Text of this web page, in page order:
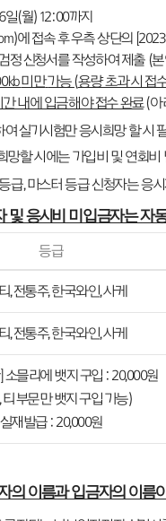
일(월) 12:00까지
에 접속 후 우측 상단의
검정 신청서를 작성하여 제출 (
미만가능 (용량 초과 시 접
내에 입금해야 접수 완료(아
실기시험만 응시희망 할 시
망할 시에는 가입비 및 연회비
급, 마스터 등급 신청자는 응
및 응시비 미입금자는 자
등급
, 전통주, 한국와인, 사케
, 전통주, 한국와인, 사케
소믈리에 뱃지 구입 : 20,000원
티 부문만 뱃지 구입 가능)
재발급 : 20,000원
의 이름과 입금자의 이름